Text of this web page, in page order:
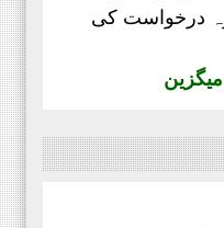
درخواست کی